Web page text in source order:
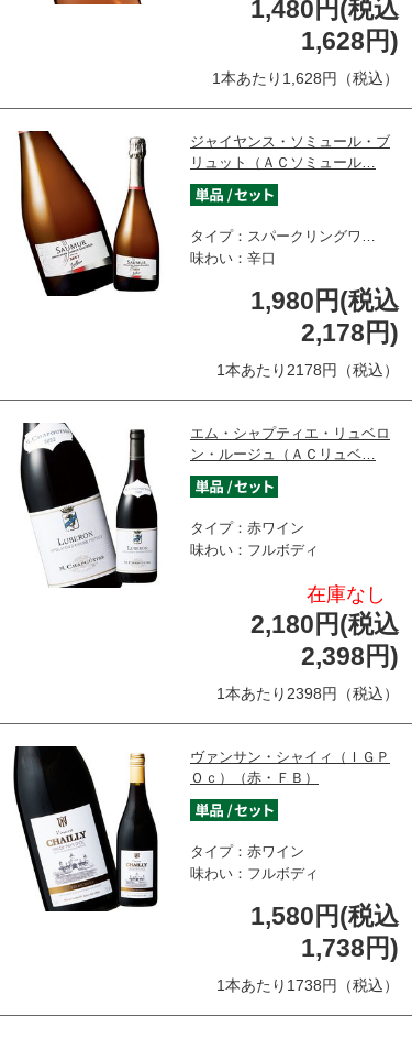
1,480円(税込
1,628円)
1本あたり1,628円（税込）
ジャイヤンス・ソミュール・ブ
リュット（ＡＣソミュール…
タイプ：スパークリングワ…
味わい：辛口
1,980円(税込
2,178円)
1本あたり2178円（税込）
エム・シャプティエ・リュベロ
ン・ルージュ（ＡＣリュベ…
タイプ：赤ワイン
味わい：フルボディ
在庫なし
2,180円(税込
2,398円)
1本あたり2398円（税込）
ヴァンサン・シャイィ（ＩＧＰ
Ｏｃ）（赤・ＦＢ）
タイプ：赤ワイン
味わい：フルボディ
1,580円(税込
1,738円)
1本あたり1738円（税込）